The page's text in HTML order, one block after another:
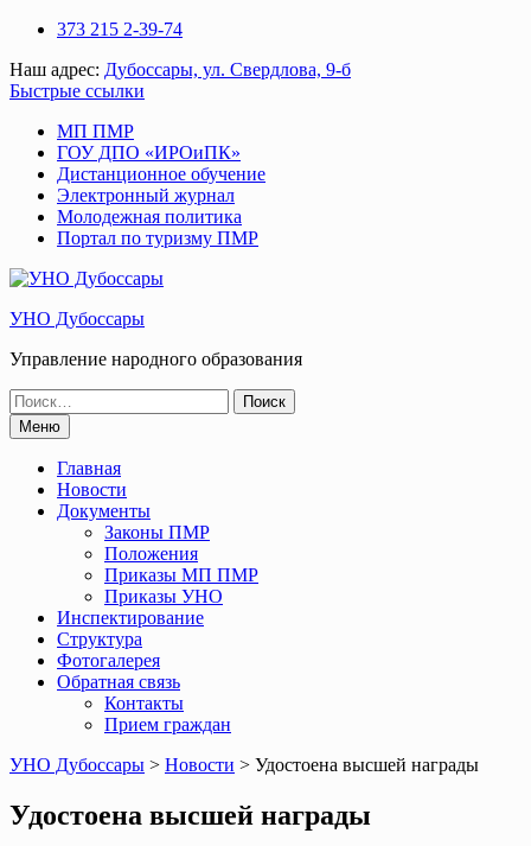
Перейти
содержимому
373 215 2-39-74
Наш адрес: Дубоссары, ул. Свердлова, 9-б
Быстрые ссылки
МП ПМР
ГОУ ДПО «ИРОиПК»
Дистанционное обучение
Электронный журнал
Молодежная политика
Портал по туризму ПМР
УНО Дубоссары
Управление народного образования
Поиск
по:Меню
Главная
Новости
Документы
Законы ПМР
Положения
Приказы МП ПМР
Приказы УНО
Инспектирование
Структура
Фотогалерея
Обратная связь
Контакты
Прием граждан
УНО Дубоссары > Новости > Удостоена высшей награды
Удостоена высшей награды